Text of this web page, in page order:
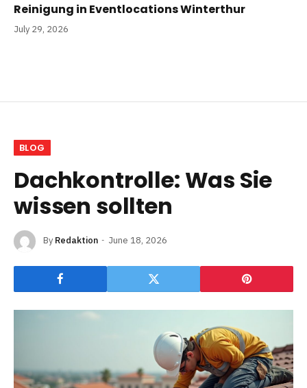
Reinigung in Eventlocations Winterthur
July 29, 2026
BLOG
Dachkontrolle: Was Sie
wissen sollten
By Redaktion June 18, 2026